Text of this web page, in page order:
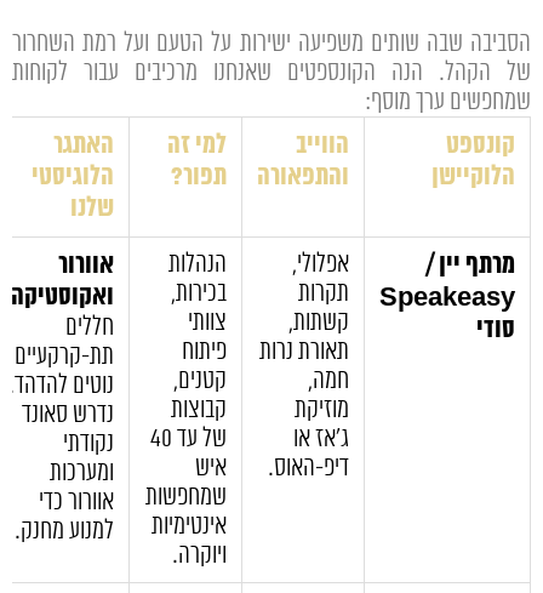
הסביבה שבה שותים משפיעה ישירות על הטעם ועל רמת השחרור
של הקהל. הנה הקונספטים שאנחנו מרכיבים עבור לקוחות
שמחפשים ערך מוסף:
קונספט
הלוקיישן
הווייב
והתפאורה
למי זה
תפור?
האתגר
הלוגיסטי
שלנו
מרתף יין /
Speakeasy
סודי
אפלולי,
תקרות
קשתות,
תאורת נרות
חמה,
מוזיקת
ג'אז או
דיפ-האוס.
הנהלות
בכירות,
צוותי
פיתוח
קטנים,
קבוצות
של עד 40
איש
שמחפשות
אינטימיות
ויוקרה.
אוורור
ואקוסטיקה:
חללים
תת-קרקעיים
נוטים להדהד.
נדרש סאונד
נקודתי
ומערכות
אוורור כדי
למנוע מחנק.